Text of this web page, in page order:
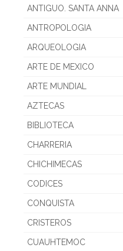
ANTIGUO. SANTA ANNA
ANTROPOLOGIA
ARQUEOLOGIA
ARTE DE MEXICO
ARTE MUNDIAL
AZTECAS
BIBLIOTECA
CHARRERIA
CHICHIMECAS
CODICES
CONQUISTA
CRISTEROS
CUAUHTEMOC